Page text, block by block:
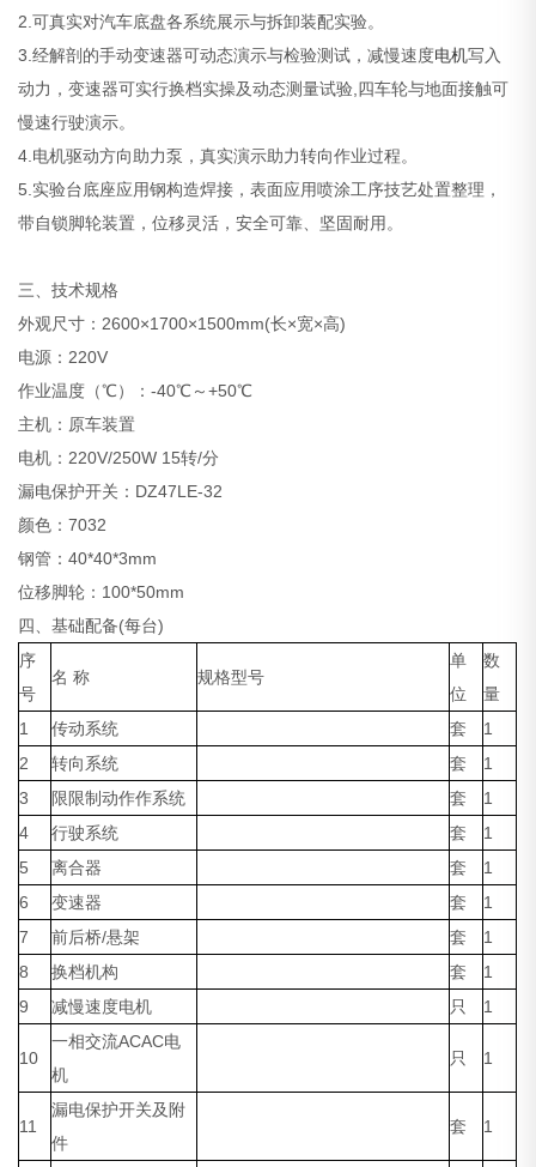
2.可真实对汽车底盘各系统展示与拆卸装配实验。
3.经解剖的手动变速器可动态演示与检验测试，减慢速度电机写入
动力，变速器可实行换档实操及动态测量试验,四车轮与地面接触可
慢速行驶演示。
4.电机驱动方向助力泵，真实演示助力转向作业过程。
5.实验台底座应用钢构造焊接，表面应用喷涂工序技艺处置整理，
带自锁脚轮装置，位移灵活，安全可靠、坚固耐用。
三、技术规格
外观尺寸：2600×1700×1500mm(长×宽×高)
电源：220V
作业温度（℃）：-40℃～+50℃
主机：原车装置
电机：220V/250W 15转/分
漏电保护开关：DZ47LE-32
颜色：7032
钢管：40*40*3mm
位移脚轮：100*50mm
四、基础配备(每台)
序
号
名 称 规格型号
单
位
数
量
1
传动系统 套
1
2
转向系统 套
1
3
限限制动作作系统 套
1
4
行驶系统 套
1
5
离合器 套
1
6
变速器 套
1
7
前后桥/悬架 套
1
8
换档机构 套
1
9
减慢速度电机 只 1
10
一相交流ACAC电
机
只 1
11
漏电保护开关及附
件
套 1